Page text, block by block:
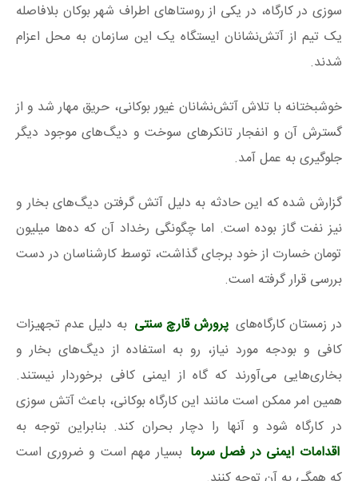
سوزی در کارگاه، در یکی از روستاهای اطراف شهر بوکان بلافاصله
یک تیم از آتش‌نشانان ایستگاه یک این سازمان به محل اعزام
شدند.
خوشبختانه با تلاش آتش‌نشانان غیور بوکانی، حریق مهار شد و از
گسترش آن و انفجار تانکرهای سوخت و دیگ‌های موجود دیگر
جلوگیری به عمل آمد.
گزارش شده که این حادثه به دلیل آتش گرفتن دیگ‌های بخار و
نیز نفت گاز بوده است. اما چگونگی رخداد آن که ده‌ها میلیون
تومان خسارت از خود برجای گذاشت، توسط کارشناسان در دست
بررسی قرار گرفته است.
در زمستان کارگاه‌های پرورش قارچ سنتی به دلیل عدم تجهیزات
کافی و بودجه مورد نیاز، رو به استفاده از دیگ‌های بخار و
بخاری‌هایی می‌آورند که گاه از ایمنی کافی برخوردار نیستند.
همین امر ممکن است مانند این کارگاه بوکانی، باعث آتش سوزی
در کارگاه شود و آنها را دچار بحران کند. بنابراین توجه به
اقدامات ایمنی در فصل سرما بسیار مهم است و ضروری است